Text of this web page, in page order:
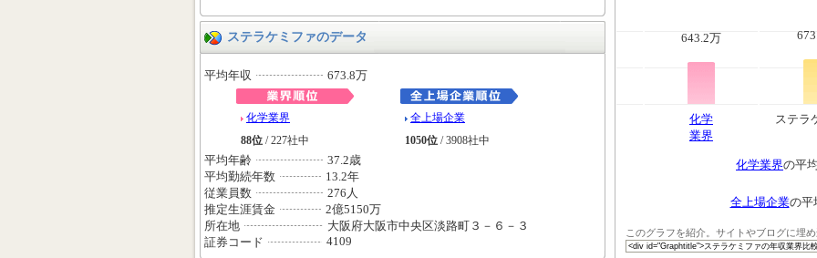
ステラケミファのデータ
平均年収 673.8万
化学業界
88位 / 227社中
全上場企業
1050位 / 3908社中
平均年齢
37.2歳
平均勤続年数
13.2年
従業員数
276人
推定生涯賃金
2億5150万
所在地
大阪府大阪市中央区淡路町３－６－３
証券コード
4109
643.2万
化学
業界
ステラ
化学業界の平
全上場企業の平
このグラフを紹介。サイトやブログに埋